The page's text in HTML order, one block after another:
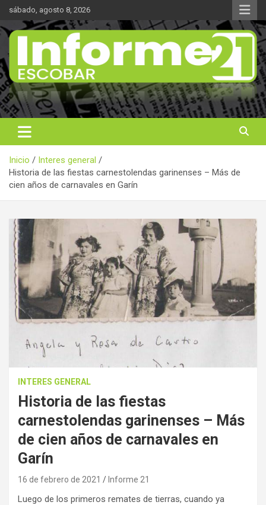
Saltar
contenido
sábado, agosto 8, 2026
Informe 21
Noticas reales
Inicio
Interes general
Historia de las fiestas carnestolendas garinenses – Más de
cien años de carnavales en Garín
INTERES GENERAL
Historia de las fiestas
carnestolendas garinenses – Más
de cien años de carnavales en
Garín
16 de febrero de 2021 Informe 21
Luego de los primeros remates de tierras, cuando ya